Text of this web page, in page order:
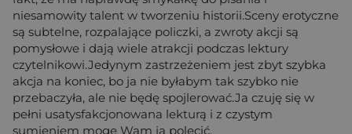
niesamowity talent w tworzeniu historii.Sceny erotyczne
są subtelne, rozpalające policzki, a zwroty akcji są
pomysłowe i dają wiele atrakcji podczas lektury
czytelnikowi.Jedynym zastrzeżeniem jest zbyt szybka
akcja na koniec, bo ja nie byłabym tak szybko nie
przebaczyła, ale nie będę spojlerować.Ja czuję się w
pełni usatysfakcjonowana lekturą i z czystym
sumieniem mogę Wam ją polecić.